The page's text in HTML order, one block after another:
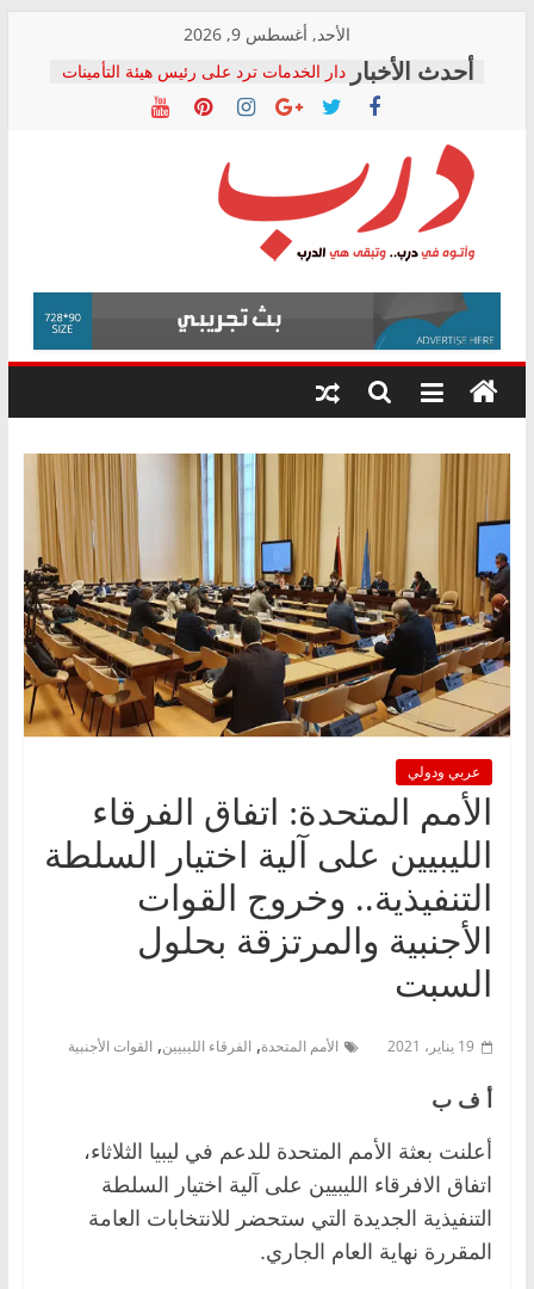
content
الأحد, أغسطس 9, 2026
دار الخدمات ترد على رئيس هيئة التأمينات
بعد مؤتمره الصحفي: إنكار الأزمة لا ينهي
معاناة أصحاب المعاشات.. ونطالب بكشف
فرحات سليمان يكتب: القطاع الصحي إلى
أين؟
حزب التحالف الشعبي يطلق لجنة “الحق
في الصحة” بالإسكندرية لرصد الانتهاكات
ودعم المرضى
الوزاري لمدينة الصحفيين.. وانتهاء أعمال
إنشاء المبنى الإداري
المجلس القومي لحقوق الإنسان يعلن
متابعة قضية الدكتور محمد زهران.. ويؤكد:
قرينة البراءة وضمانات المحاكمة العادلة
درب
وأتوه
درب..
وتبقى
هي
عربي ودولي
الأمم المتحدة: اتفاق الفرقاء
الليبيين على آلية اختيار السلطة
التنفيذية.. وخروج القوات
الأجنبية والمرتزقة بحلول
السبت
19 يناير، 2021 الأمم المتحدة, الفرقاء الليبيين, القوات الأجنبية
أ ف ب
أعلنت بعثة الأمم المتحدة للدعم في ليبيا الثلاثاء،
اتفاق الافرقاء الليبيين على آلية اختيار السلطة
التنفيذية الجديدة التي ستحضر للانتخابات العامة
المقررة نهاية العام الجاري.